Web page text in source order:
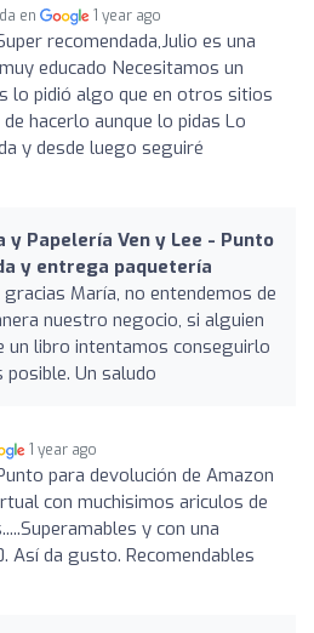
en 1 year ago
recomendada,Julio es una
educado Necesitamos un
lo pidió algo que en otros sitios
hacerlo aunque lo pidas Lo
y desde luego seguiré
y Papelería Ven y Lee - Punto
y entrega paquetería
gracias María, no entendemos de
nuestro negocio, si alguien
un libro intentamos conseguirlo
posible. Un saludo
1 year ago
para devolución de Amazon
con muchisimos ariculos de
y con una
Así da gusto. Recomendables